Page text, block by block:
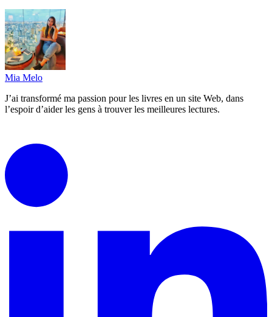
Mia Melo
J’ai transformé ma passion pour les livres en un site Web, dans
l’espoir d’aider les gens à trouver les meilleures lectures.